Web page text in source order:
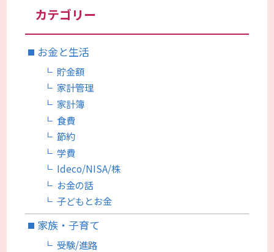
カテゴリー
お金と生活
貯金額
家計管理
家計簿
食費
節約
学費
Ideco/NISA/株
お金の話
子どもとお金
家族・子育て
受験/進路